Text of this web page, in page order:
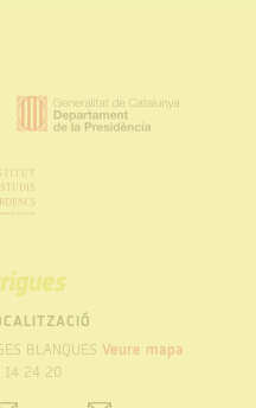
BLANQUES Veure mapa
14 24 20